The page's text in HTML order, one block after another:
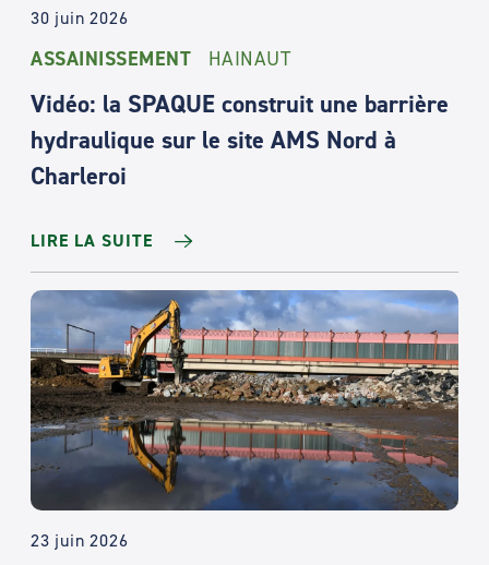
30 juin 2026
ASSAINISSEMENT HAINAUT
Vidéo: la SPAQUE construit une barrière
hydraulique sur le site AMS Nord à
Charleroi
LIRE LA SUITE
23 juin 2026